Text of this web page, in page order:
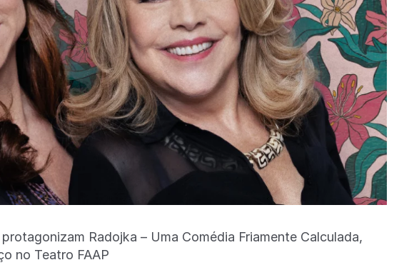
Radojka – Uma Comédia Friamente Calculada,
no Teatro FAAP